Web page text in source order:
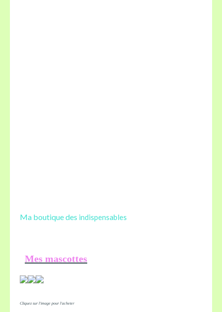
Ma boutique des indispensables
Mes mascottes
Cliquez sur l'image pour l'acheter